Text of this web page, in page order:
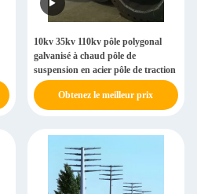
10kv 35kv 110kv pôle polygonal
galvanisé à chaud pôle de
suspension en acier pôle de traction
Obtenez le meilleur prix